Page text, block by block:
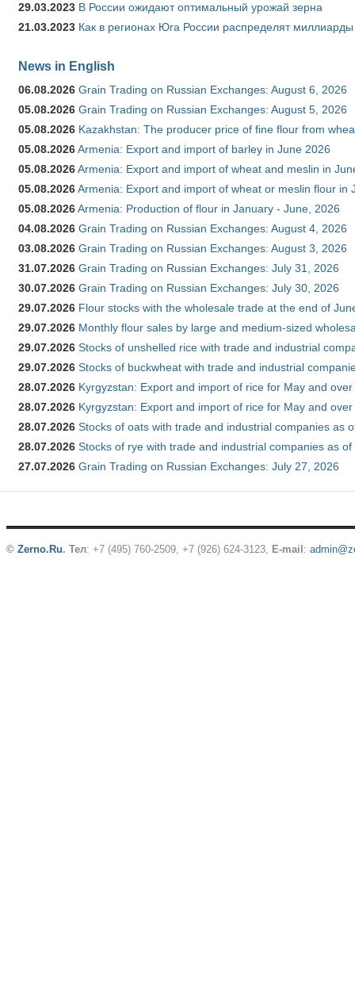
29.03.2023 В России ожидают оптимальный урожай зерна
21.03.2023 Как в регионах Юга России распределят
News in English
06.08.2026 Grain Trading on Russian Exchanges: August 6, 2026
05.08.2026 Grain Trading on Russian Exchanges: August 5, 2026
05.08.2026 Kazakhstan: The producer price of fine flour from
05.08.2026Armenia: Export and import of barley in June 2026
05.08.2026Armenia: Export and import of wheat and meslin in
05.08.2026Armenia: Export and import of wheat or meslin flour in
05.08.2026Armenia: Production of flour in January - June, 2026
04.08.2026 Grain Trading on Russian Exchanges: August 4, 2026
03.08.2026 Grain Trading on Russian Exchanges: August 3, 2026
31.07.2026 Grain Trading on Russian Exchanges: July 31, 2026
30.07.2026 Grain Trading on Russian Exchanges: July 30, 2026
29.07.2026 Flour stocks with the wholesale trade at the end of
29.07.2026 Monthly flour sales by large and medium-sized
29.07.2026 Stocks of unshelled rice with trade and industrial
29.07.2026 Stocks of buckwheat with trade and industrial
28.07.2026 Kyrgyzstan: Export and import of rice for May and
28.07.2026 Kyrgyzstan: Export and import of rice for May and
28.07.2026 Stocks of oats with trade and industrial companies as
28.07.2026 Stocks of rye with trade and industrial companies as
27.07.2026 Grain Trading on Russian Exchanges: July 27, 2026
© Zerno.Ru. Тел: +7 (495) 760-2509, +7 (926) 624-3123, E-mail :